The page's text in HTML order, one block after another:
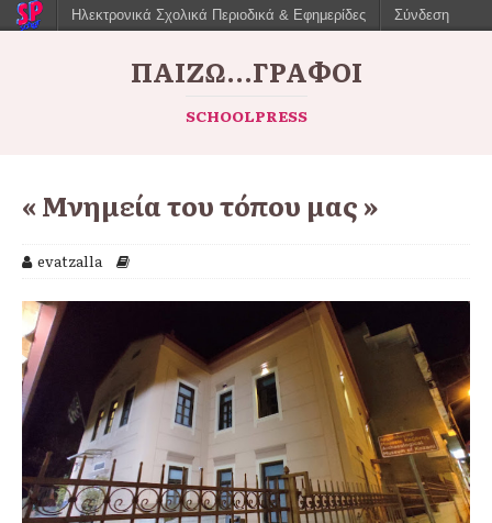
ΠΑΙΖΩ...ΓΡΆΦΟΙ
SCHOOLPRESS
« Μνημεία του τόπου μας »
evatzalla
Ηλεκτρονικά Σχολικά Περιοδικά & Εφημερίδες Σύνδεση